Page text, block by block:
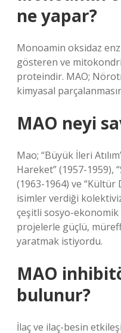
ne yapar?
Monoamin oksidaz
gösteren ve
proteindir. MAO;
kimyasal
MAO neyi
Mao; “Büyük İleri
Hareket” (1957-1959),
(1963-1964) ve “Kültür
isimler verdiği
çeşitli sosyo-
projelerle güçlü,
yaratmak istiyordu.
MAO
bulunur?
İlaç ve ilaç-besin